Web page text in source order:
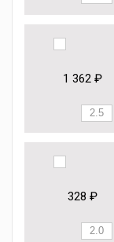
1 362 ₽
328 ₽